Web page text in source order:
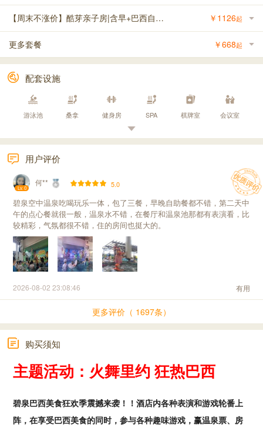
【周末不涨价】酷芽亲子房|含早+巴西自助晚餐+温泉 ￥ 1126起
更多套餐 ￥668起
配套设施
游泳池 桑拿 健身房 SPA 棋牌室 会议室
用户评价
Lv. 0
何** 5.0
碧泉空中温泉吃喝玩乐一体，包了三餐，早晚自助餐都不错，第二天中
午的点心餐就很一般，温泉水不错，在餐厅和温泉池那都有表演看，比
较精彩，气氛都很不错，住的房间也挺大的。
2026-08-02 23:08:46 有用
更多评价（ 1697条）
购买须知
主题活动：火舞里约 狂热巴西
碧泉巴西美食狂欢季震撼来袭！！酒店内各种表演和游戏轮番上
阵，在享受巴西美食的同时，参与各种趣味游戏，赢温泉票、房